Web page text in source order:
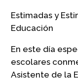
Estimadas y
Educación
En este día
escolares
Asistente de la